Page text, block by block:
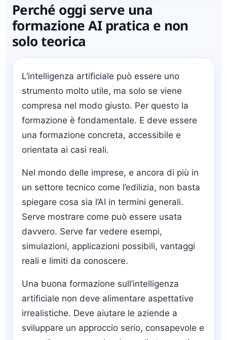
Perché oggi serve una
formazione AI pratica e non
solo teorica
L’intelligenza artificiale può essere uno
strumento molto utile, ma solo se viene
compresa nel modo giusto. Per questo la
formazione è fondamentale. E deve essere
una formazione concreta, accessibile e
orientata ai casi reali.
Nel mondo delle imprese, e ancora di più in
un settore tecnico come l’edilizia, non basta
spiegare cosa sia l’AI in termini generali.
Serve mostrare come può essere usata
davvero. Serve far vedere esempi,
simulazioni, applicazioni possibili, vantaggi
reali e limiti da conoscere.
Una buona formazione sull’intelligenza
artificiale non deve alimentare aspettative
irrealistiche. Deve aiutare le aziende a
sviluppare un approccio serio, consapevole e